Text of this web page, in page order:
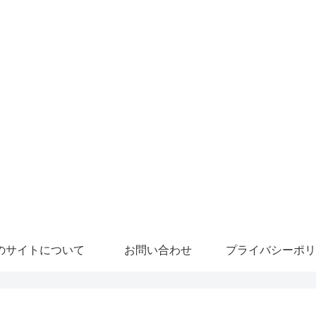
サイトについて お問い合わせ プライバシーポ